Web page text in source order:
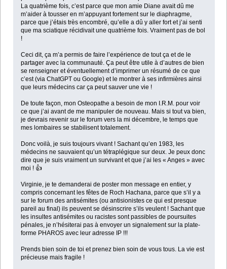
La quatrième fois, c’est parce que mon amie Diane avait dû me
m’aider à tousser en m’appuyant fortement sur le diaphragme,
parce que j’étais très encombré, qu’elle a dû y aller fort et j’ai senti
que ma sciatique récidivait une quatrième fois. Vraiment pas de bol
!
Ceci dit, ça m’a permis de faire l’expérience de tout ça et de le
partager avec la communauté. Ça peut être utile à d’autres de bien
se renseigner et éventuellement d’imprimer un résumé de ce que
c’est (via ChatGPT ou Google) et le montrer à ses infirmières ainsi
que leurs médecins car ça peut sauver une vie !
De toute façon, mon Osteopathe a besoin de mon I.R.M. pour voir
ce que j’ai avant de me manipuler de nouveau. Mais si tout va bien,
je devrais revenir sur le forum vers la mi décembre, le temps que
mes lombaires se stabilisent totalement.
Donc voilà, je suis toujours vivant ! Sachant qu’en 1983, les
médecins ne sauvaient qu’un tétraplégique sur deux. Je peux donc
dire que je suis vraiment un survivant et que j’ai les « Anges » avec
moi ! 👍
Virginie, je te demanderai de poster mon message en entier, y
compris concernant les fêtes de Roch Hachana, parce que s’il y a
sur le forum des antisémites (ou antisionistes ce qui est presque
pareil au final) ils peuvent se désinscrire s’ils veulent ! Sachant que
les insultes antisémites ou racistes sont passibles de poursuites
pénales, je n’hésiterai pas à envoyer un signalement sur la plate-
forme PHAROS avec leur adresse IP !!!
Prends bien soin de toi et prenez bien soin de vous tous. La vie est
précieuse mais fragile !